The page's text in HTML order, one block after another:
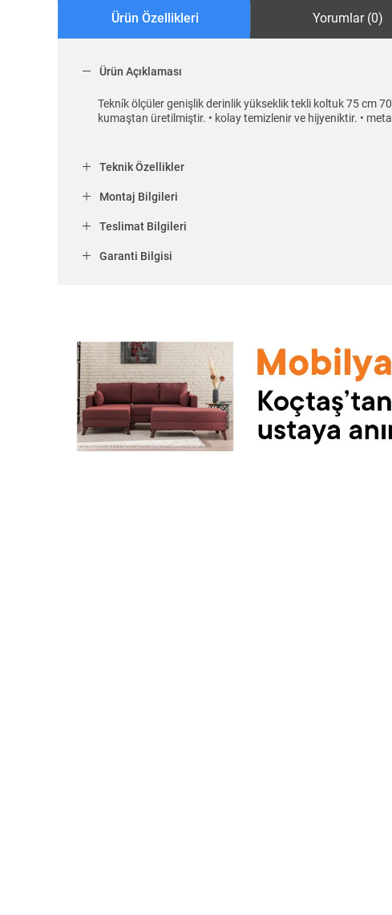
Ürün Özellikleri Yorumlar (0)
Ürün Açıklaması
Tekni̇k ölçüler genişlik derinlik yükseklik tekli koltuk 75 cm
kumaştan üretilmiştir. • kolay temizlenir ve hijyeniktir. •
Teknik Özellikler
Montaj Bilgileri
Teslimat Bilgileri
Garanti Bilgisi